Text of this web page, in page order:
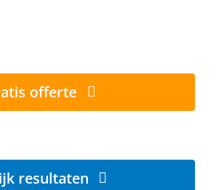
offerte
resultaten